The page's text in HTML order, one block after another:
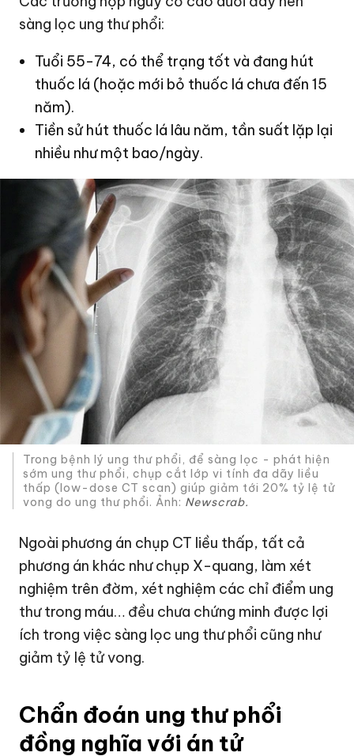
sàng lọc ung thư phổi:
Tuổi 55-74, có thể trạng tốt và đang hút
thuốc lá (hoặc mới bỏ thuốc lá chưa đến 15
năm).
Tiền sử hút thuốc lá lâu năm, tần suất lặp lại
nhiều như một bao/ngày.
Trong bệnh lý ung thư phổi, để sàng lọc - phát hiện
sớm ung thư phổi, chụp cắt lớp vi tính đa dãy liều
thấp (low-dose CT scan) giúp giảm tới 20% tỷ lệ tử
vong do ung thư phổi. Ảnh: Newscrab.
Ngoài phương án chụp CT liều thấp, tất cả
phương án khác như chụp X-quang, làm xét
nghiệm trên đờm, xét nghiệm các chỉ điểm ung
thư trong máu… đều chưa chứng minh được lợi
ích trong việc sàng lọc ung thư phổi cũng như
giảm tỷ lệ tử vong.
Chẩn đoán ung thư phổi
đồng nghĩa với án tử